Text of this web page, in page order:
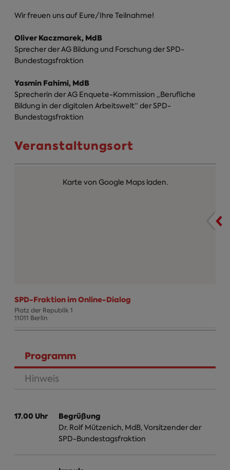
Wir freuen uns auf Eure/Ihre Teilnahme!
Oliver Kaczmarek, MdB
Sprecher der AG Bildung und Forschung der SPD-
Bundestagsfraktion
Yasmin Fahimi, MdB
Sprecherin der AG Enquete-Kommission „Berufliche
Bildung in der digitalen Arbeitswelt“ der SPD-
Bundestagsfraktion
Veranstaltungsort
Karte von Google Maps laden.
SPD-Fraktion im Online-Dialog
Platz der Republik 1
11011 Berlin
Termin Info
Programm
(aktiver Reiter)
Hinweis
17.00 Uhr Begrüßung
Dr. Rolf Mützenich, MdB, Vorsitzender der
SPD-Bundestagsfraktion